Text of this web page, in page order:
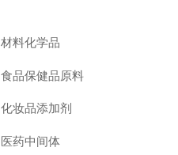
材料化学品
食品保健品原料
化妆品添加剂
医药中间体